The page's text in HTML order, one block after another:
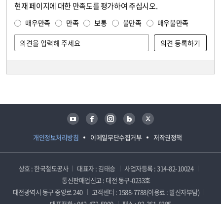
현재 페이지에 대한 만족도를 평가하여 주십시오.
매우만족 만족 보통 불만족 매우불만족
개인정보처리방침 이메일무단수집거부 저작권정책
유튜브 페이스북 인스타그램 블로그 트위터
상호 : 한국철도공사 대표자 : 김태승
사업자등록 : 314-82-10024
통신판매업신고 : 대전 동구-0233호
대전광역시 동구 중앙로 240
고객센터 : 1588-7788(이용료 : 발신자부담)